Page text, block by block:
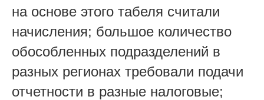
на основе этого табеля считали
начисления; большое количество
обособленных подразделений в
разных регионах требовали подачи
отчетности в разные налоговые;